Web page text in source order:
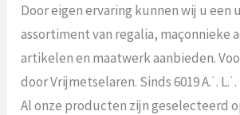
Door eigen ervaring kunnen wij u een
assortiment van regalia, maçonnieke
artikelen en maatwerk aanbieden.
door Vrijmetselaren. Sinds 6019 A.˙. L.˙.
Al onze producten zijn geselecteerd